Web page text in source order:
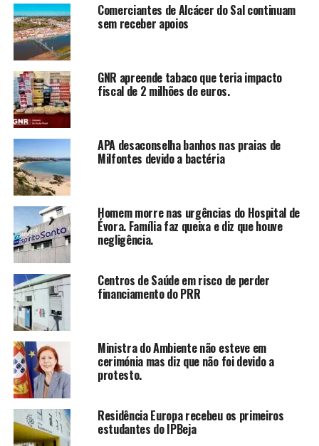
Comerciantes de Alcácer do Sal continuam
sem receber apoios
GNR apreende tabaco que teria impacto
fiscal de 2 milhões de euros.
APA desaconselha banhos nas praias de
Milfontes devido a bactéria
Homem morre nas urgências do Hospital de
Évora. Família faz queixa e diz que houve
negligência.
Centros de Saúde em risco de perder
financiamento do PRR
Ministra do Ambiente não esteve em
cerimónia mas diz que não foi devido a
protesto.
Residência Europa recebeu os primeiros
estudantes do IPBeja